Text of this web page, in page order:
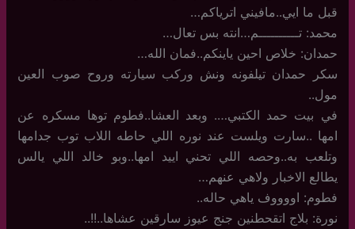
قبل ما ايي..مافيني اترياكم…
محمد: تــــــــــم…انته بس تعال…
حمدان: خلاص احين ياينكم..فمان الله…
سكر حمدان تيلفونه ونش وركب سيارته وروح صوب العين
مول..
في بيت حمد الكتبي…. وبعد العشا..فطوم توها مسكره عن
امها ..سارت ويلست عند نوره اللي حاطه اللاب توب جدامها
وتلعب به..وحصه اللي تحني اييد امها..وبو خالد اللي يالس
يطالع الاخبار ولاهي عنهم…
فطوم: اووووف ياهي حاله..
نورة: بلاج اتقحطنين جنج عيوز سارقين عشاها..!!..